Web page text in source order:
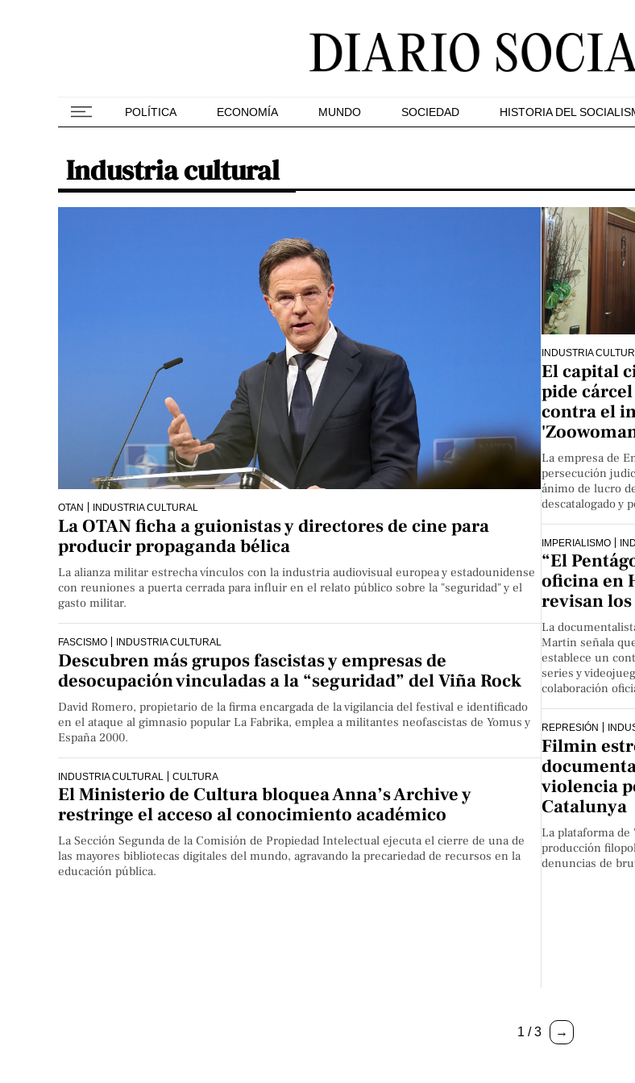
POLÍTICA ECONOMÍA MUNDO SOCIEDAD HISTORIA DEL
Industria cultural
OTAN INDUSTRIA CULTURAL
La OTAN ficha a guionistas y directores de cine para
producir propaganda bélica
La alianza militar estrecha vínculos con la industria audiovisual europea y estadounidense
con reuniones a puerta cerrada para influir en el relato público sobre la "seguridad" y el
gasto militar.
FASCISMO INDUSTRIA CULTURAL
Descubren más grupos fascistas y empresas de
desocupación vinculadas a la “seguridad” del Viña Rock
David Romero, propietario de la firma encargada de la vigilancia del festival e identificado
en el ataque al gimnasio popular La Fabrika, emplea a militantes neofascistas de Yomus y
España 2000.
INDUSTRIA CULTURAL CULTURA
El Ministerio de Cultura bloquea Anna’s Archive y
restringe el acceso al conocimiento académico
La Sección Segunda de la Comisión de Propiedad Intelectual ejecuta el cierre de una de
las mayores bibliotecas digitales del mundo, agravando la precariedad de recursos en la
educación pública.
INDUSTRIA
El capital
pide
contra el
La empresa de
persecución
ánimo de lucro
descatalogado y
IMPERIALISMO
“El
oficina en
revisan
La
Martin señala
establece un
series y
colaboración
REPRESIÓN
Filmin
violencia
Catalunya
La plataforma
producción
denuncias de
1 / 3 →